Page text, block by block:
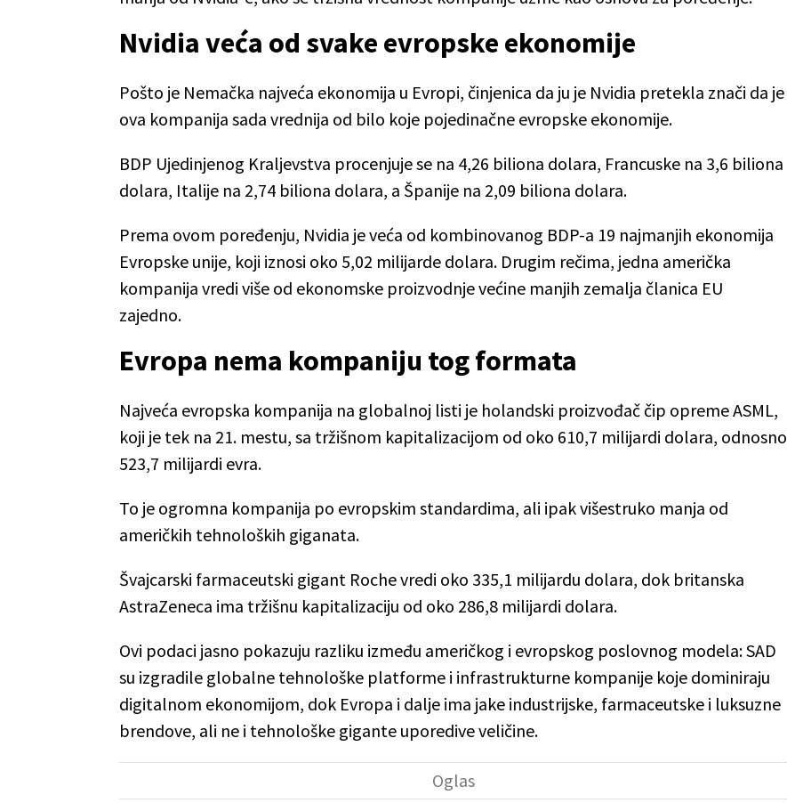
Nvidia veća od svake evropske ekonomije
Pošto je Nemačka najveća ekonomija u Evropi, činjenica da ju je Nvidia pretekla znači da je
ova kompanija sada vrednija od bilo koje pojedinačne evropske ekonomije.
BDP Ujedinjenog Kraljevstva procenjuje se na 4,26 biliona dolara, Francuske na 3,6 biliona
dolara, Italije na 2,74 biliona dolara, a Španije na 2,09 biliona dolara.
Prema ovom poređenju, Nvidia je veća od kombinovanog BDP-a 19 najmanjih ekonomija
Evropske unije, koji iznosi oko 5,02 milijarde dolara. Drugim rečima, jedna američka
kompanija vredi više od ekonomske proizvodnje većine manjih zemalja članica EU
zajedno.
Evropa nema kompaniju tog formata
Najveća evropska kompanija na globalnoj listi je holandski proizvođač čip opreme ASML,
koji je tek na 21. mestu, sa tržišnom kapitalizacijom od oko 610,7 milijardi dolara, odnosno
523,7 milijardi evra.
To je ogromna kompanija po evropskim standardima, ali ipak višestruko manja od
američkih tehnoloških giganata.
Švajcarski farmaceutski gigant Roche vredi oko 335,1 milijardu dolara, dok britanska
AstraZeneca ima tržišnu kapitalizaciju od oko 286,8 milijardi dolara.
Ovi podaci jasno pokazuju razliku između američkog i evropskog poslovnog modela: SAD
su izgradile globalne tehnološke platforme i infrastrukturne kompanije koje dominiraju
digitalnom ekonomijom, dok Evropa i dalje ima jake industrijske, farmaceutske i luksuzne
brendove, ali ne i tehnološke gigante uporedive veličine.